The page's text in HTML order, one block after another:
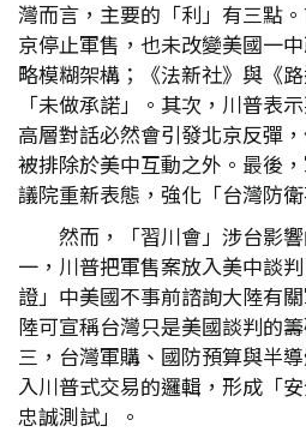
灣而言，主要的「利」有三點
京停止軍售，也未改變美國一
略模糊架構；《法新社》與《
「未做承諾」。其次，川普表
高層對話必然會引發北京反彈
被排除於美中互動之外。最後
議院重新表態，強化「台灣防
然而，「習川會」涉台影
一，川普把軍售案放入美中談
證」中美國不事前諮詢大陸有
陸可宣稱台灣只是美國談判的
三，台灣軍購、國防預算與半
入川普式交易的邏輯，形成「
忠誠測試」。